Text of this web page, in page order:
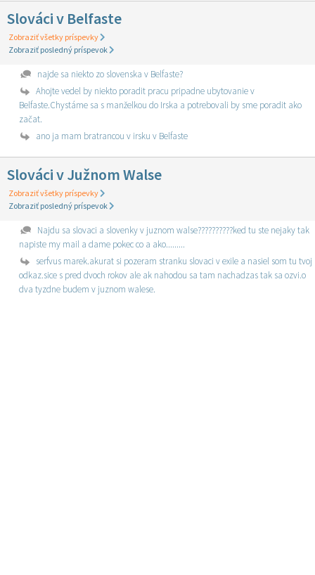
Slováci v Belfaste
Zobraziť všetky príspevky
Zobraziť posledný príspevok
najde sa niekto zo slovenska v Belfaste?
Ahojte vedel by niekto poradit pracu pripadne ubytovanie v
Belfaste.Chystáme sa s manželkou do Irska a potrebovali by sme poradit ako
začat.
ano ja mam bratrancou v irsku v Belfaste
Slováci v Južnom Walse
Zobraziť všetky príspevky
Zobraziť posledný príspevok
Najdu sa slovaci a slovenky v juznom walse??????????ked tu ste nejaky tak
napiste my mail a dame pokec co a ako.........
serfvus marek.akurat si pozeram stranku slovaci v exile a nasiel som tu tvoj
odkaz.sice s pred dvoch rokov ale ak nahodou sa tam nachadzas tak sa ozvi.o
dva tyzdne budem v juznom walese.